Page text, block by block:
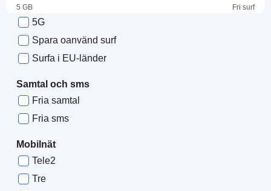
5 GB Fri surf
5G
Spara oanvänd surf
Surfa i EU-länder
Samtal och sms
Fria samtal
Fria sms
Mobilnät
Tele2
Tre